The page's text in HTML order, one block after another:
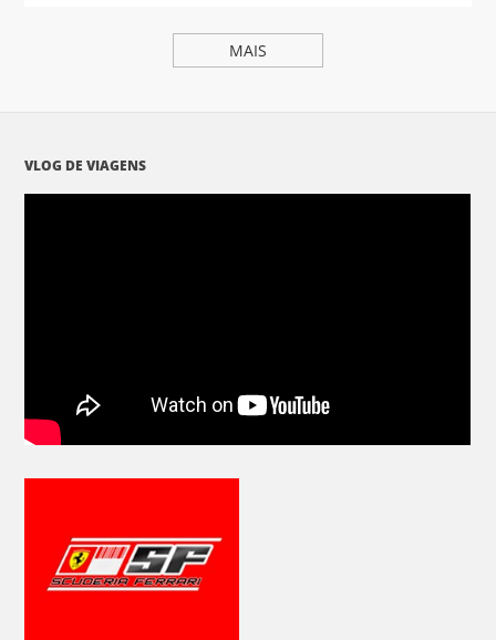
MAIS
VLOG DE VIAGENS